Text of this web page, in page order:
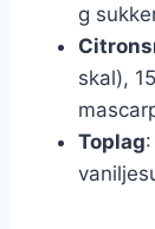
g
skal),
Toplag